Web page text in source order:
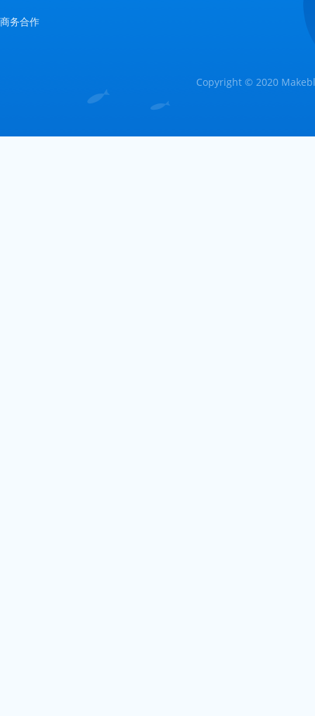
商务合作
Copyright © 2020